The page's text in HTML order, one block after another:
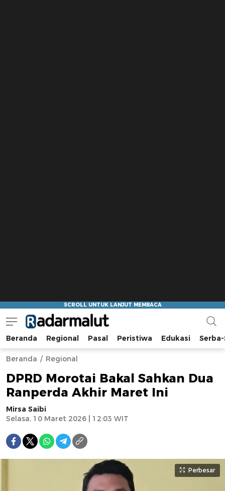
Radar Malut
Bacaan Nyindir
Beranda Regional Pasal Peristiwa Edukasi
Beranda Regional
DPRD Morotai Bakal Sahkan Dua
Ranperda Akhir Maret Ini
Mirsa Saibi
Selasa, 10 Maret 2026 | 12:03 WIT
Perbesar